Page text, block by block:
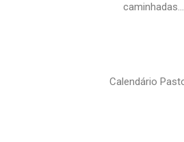
caminhadas…
Calendário